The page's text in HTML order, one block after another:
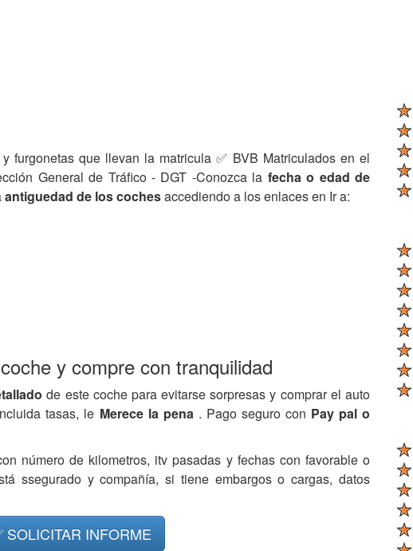
furgonetas que llevan la matricula ✅ BVB Matriculados en el
General de Tráfico - DGT -Conozca la fecha o edad de
antiguedad de los cochesaccediendo a los enlaces en Ir a:
y compre con tranquilidad
de este coche para evitarse sorpresas y comprar el auto
tasas, le Merece la pena . Pago seguro con Pay pal o
número de kilometros, itv pasadas y fechas con favorable o
ssegurado y compañía, si tiene embargos o cargas, datos
SOLICITAR INFORME